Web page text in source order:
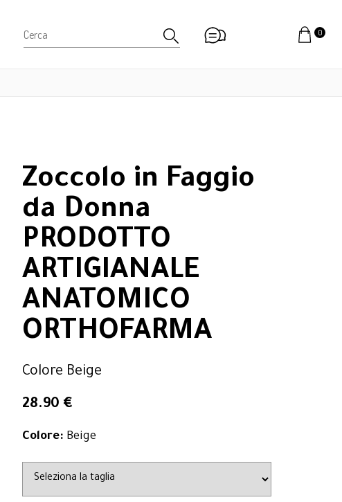
0
Zoccolo in Faggio
da Donna
PRODOTTO
ARTIGIANALE
ANATOMICO
ORTHOFARMA
Colore Beige
28.90 €
Colore: Beige